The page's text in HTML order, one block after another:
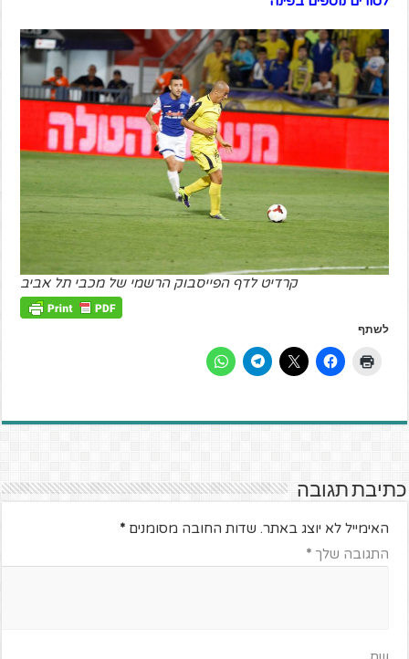
קרדיט לדף הפייסבוק הרשמי של מכבי תל אביב
לשתף
כתיבת תגובה
האימייל לא יוצג באתר. שדות החובה מסומנים*
התגובה שלך*